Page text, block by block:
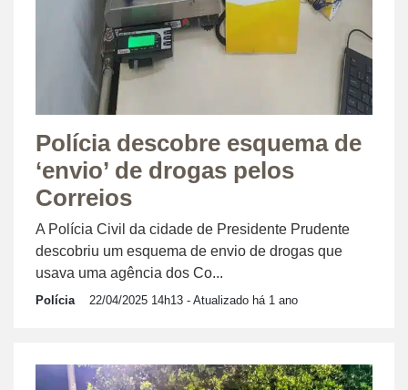
Polícia descobre esquema de
‘envio’ de drogas pelos
Correios
A Polícia Civil da cidade de Presidente Prudente
descobriu um esquema de envio de drogas que
usava uma agência dos Co...
Polícia 22/04/2025 14h13 - Atualizado há 1 ano